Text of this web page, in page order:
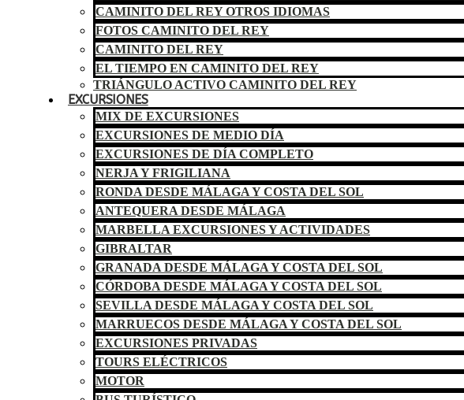
CAMINITO DEL REY OTROS IDIOMAS
FOTOS CAMINITO DEL REY
CAMINITO DEL REY
EL TIEMPO EN CAMINITO DEL REY
TRIÁNGULO ACTIVO CAMINITO DEL REY
EXCURSIONES
MIX DE EXCURSIONES
EXCURSIONES DE MEDIO DÍA
EXCURSIONES DE DÍA COMPLETO
NERJA Y FRIGILIANA
RONDA DESDE MÁLAGA Y COSTA DEL SOL
ANTEQUERA DESDE MÁLAGA
MARBELLA EXCURSIONES Y ACTIVIDADES
GIBRALTAR
GRANADA DESDE MÁLAGA Y COSTA DEL SOL
CÓRDOBA DESDE MÁLAGA Y COSTA DEL SOL
SEVILLA DESDE MÁLAGA Y COSTA DEL SOL
MARRUECOS DESDE MÁLAGA Y COSTA DEL SOL
EXCURSIONES PRIVADAS
TOURS ELÉCTRICOS
MOTOR